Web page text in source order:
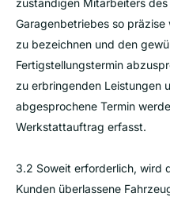
Garagenbetriebes so präzise
zu bezeichnen und den
Fertigstellungstermin
zu erbringenden Leistungen
abgesprochene Termin
Werkstattauftrag erfasst.
3.2 Soweit erforderlich, wird
Kunden überlassene